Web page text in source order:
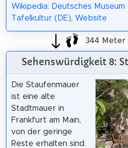
Wikipedia: Deutsches
Tafelkultur (DE), Website
344 Meter
Sehenswürdigkeit 8:
Die Staufenmauer
ist eine alte
Stadtmauer in
Frankfurt am Main,
von der geringe
Reste erhalten sind.